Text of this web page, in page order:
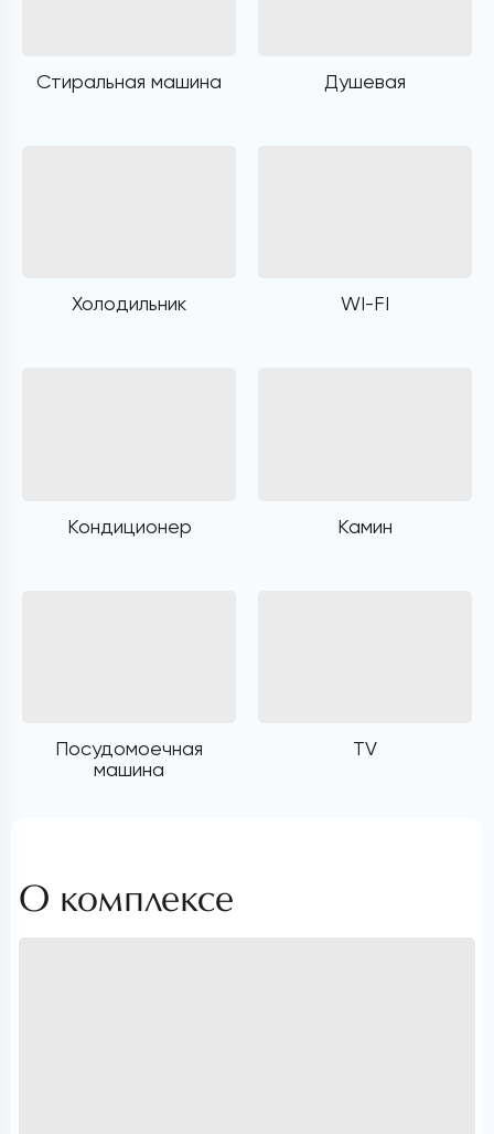
Стиральная машина Душевая
Холодильник WI-FI
Кондиционер Камин
Посудомоечная
машина
TV
О комплексе